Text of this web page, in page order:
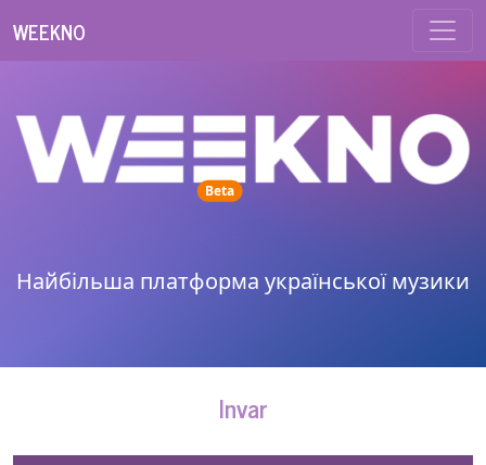
WEEKNO
Betaunread messages
Найбільша платформа української музики
Invar